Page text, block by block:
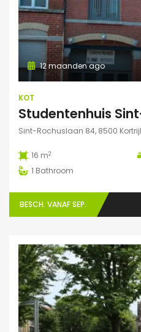
12 maanden ago
KOT
Studentenhuis
Sint-Rochuslaan 84, 8500
16 m2
1 Bathroom
BESCH. VANAF SEP.